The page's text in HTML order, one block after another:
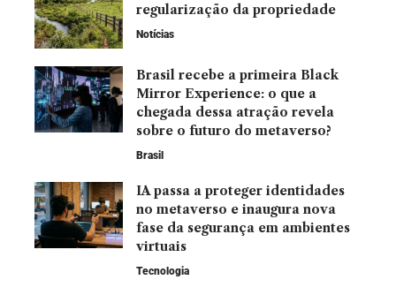
regularização da propriedade
Notícias
Brasil recebe a primeira Black
Mirror Experience: o que a
chegada dessa atração revela
sobre o futuro do metaverso?
Brasil
IA passa a proteger identidades
no metaverso e inaugura nova
fase da segurança em ambientes
virtuais
Tecnologia